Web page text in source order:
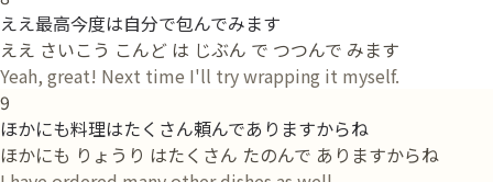
ええ最高今度は自分で包んでみます
ええ さいこう こんど は じぶん で つつんで みます
Yeah, great! Next time I'll try wrapping it myself.
9
ほかにも料理はたくさん頼んでありますからね
ほかにも りょうり はたくさん たのんで ありますからね